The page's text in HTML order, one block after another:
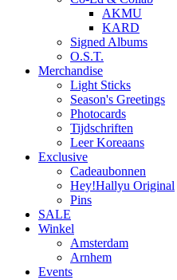
AKMU
KARD
Signed Albums
O.S.T.
Merchandise
Light Sticks
Season's Greetings
Photocards
Tijdschriften
Leer Koreaans
Exclusive
Cadeaubonnen
Hey!Hallyu Original
Pins
SALE
Winkel
Amsterdam
Arnhem
Events